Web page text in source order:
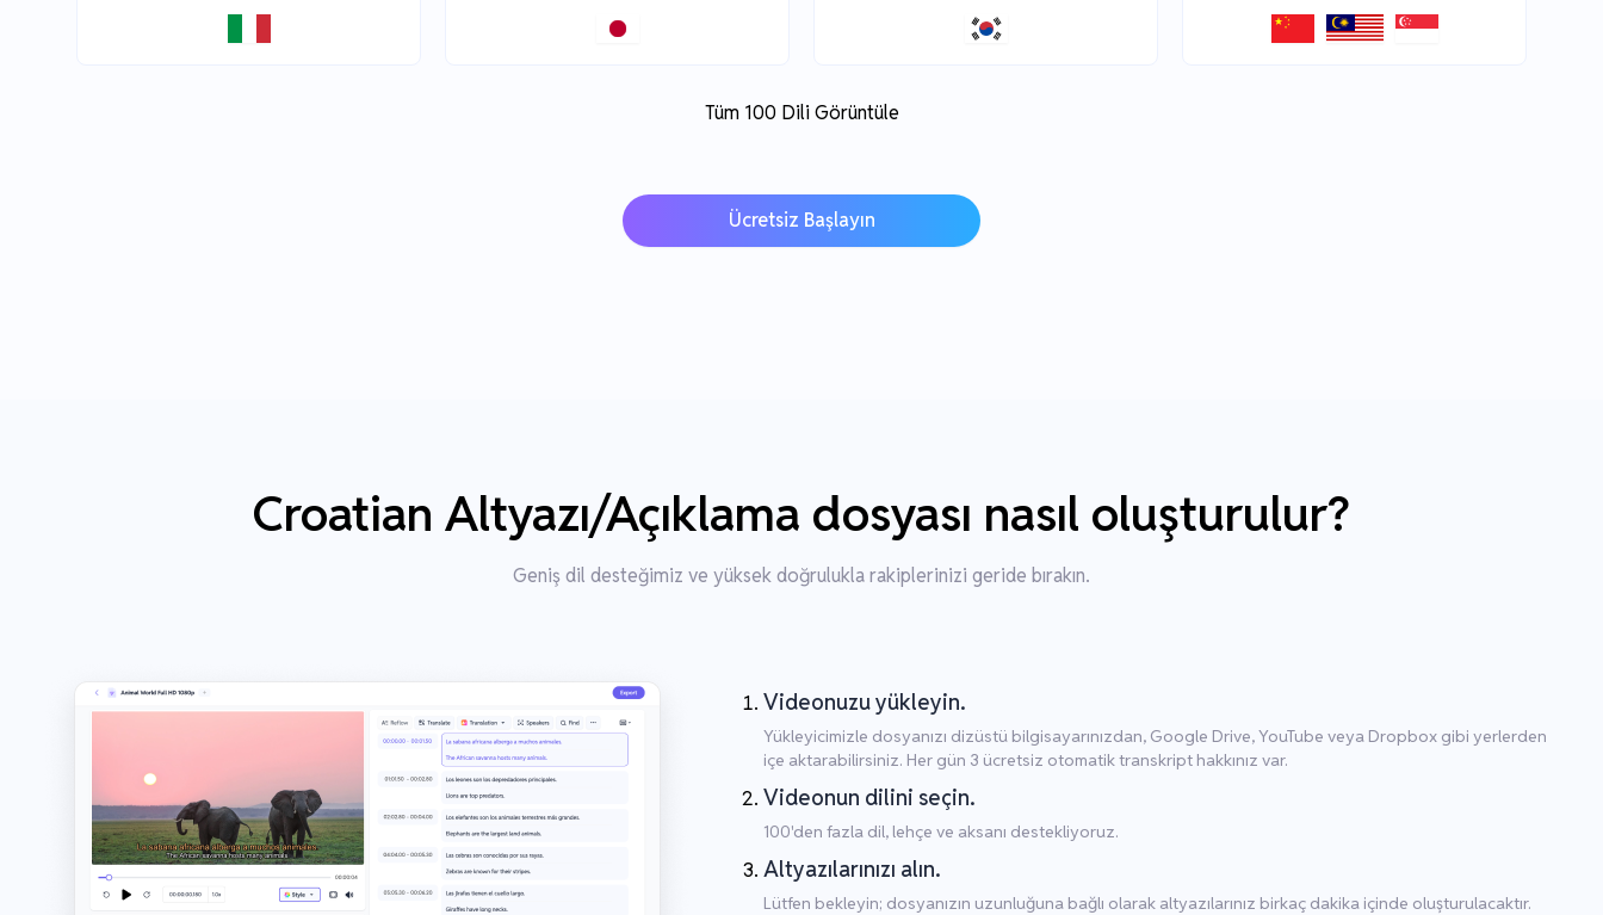
Tüm 100 Dili Görüntüle
Ücretsiz Başlayın
Croatian Altyazı/Açıklama dosyası nasıl oluşturulur?
Geniş dil desteğimiz ve yüksek doğrulukla rakiplerinizi geride bırakın.
Videonuzu yükleyin.
Yükleyicimizle dosyanızı dizüstü bilgisayarınızdan, Google Drive, YouTube veya Dropbox gibi yerlerden
içe aktarabilirsiniz. Her gün 3 ücretsiz otomatik transkript hakkınız var.
Videonun dilini seçin.
100'den fazla dil, lehçe ve aksanı destekliyoruz.
Altyazılarınızı alın.
Lütfen bekleyin; dosyanızın uzunluğuna bağlı olarak altyazılarınız birkaç dakika içinde oluşturulacaktır.